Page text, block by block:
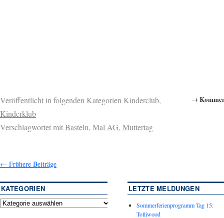
→
Veröffentlicht in folgenden Kategorien Kinderclub,
Kinderklub
Verschlagwortet mitBasteln, Mal AG, Muttertag
← Frühere Beiträge
KATEGORIEN LETZTE MELDUNGEN
Sommerferienprogramm Tag 15:
Tolliwood